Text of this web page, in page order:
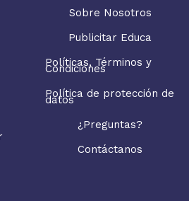
Sobre Nosotros
Publicitar Educa
Políticas, Términos y
Condiciones
Política de protección de
datos
¿Preguntas?
Contáctanos